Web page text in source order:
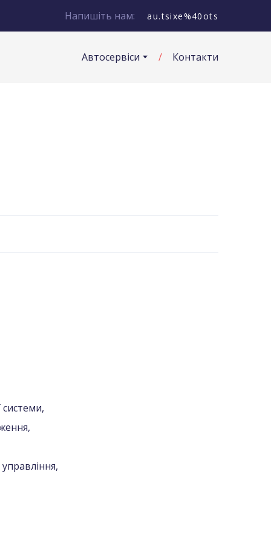
Напишіть нам: au.tsixe%40ots
Автосервіси Контакти
системи,